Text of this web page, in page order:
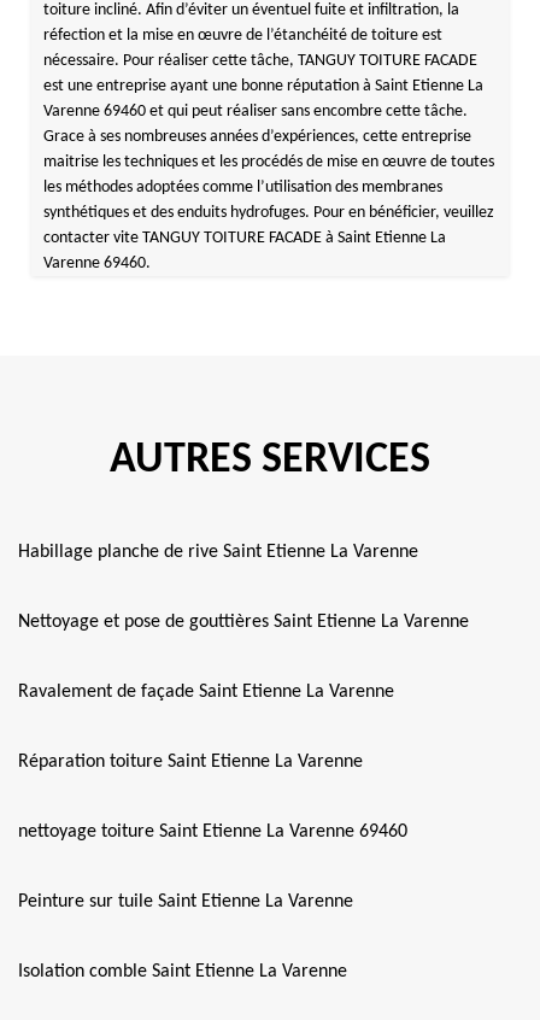
toiture incliné. Afin d’éviter un éventuel fuite et infiltration, la
réfection et la mise en œuvre de l’étanchéité de toiture est
nécessaire. Pour réaliser cette tâche, TANGUY TOITURE FACADE
est une entreprise ayant une bonne réputation à Saint Etienne La
Varenne 69460 et qui peut réaliser sans encombre cette tâche.
Grace à ses nombreuses années d’expériences, cette entreprise
maitrise les techniques et les procédés de mise en œuvre de toutes
les méthodes adoptées comme l’utilisation des membranes
synthétiques et des enduits hydrofuges. Pour en bénéficier, veuillez
contacter vite TANGUY TOITURE FACADE à Saint Etienne La
Varenne 69460.
AUTRES SERVICES
Habillage planche de rive Saint Etienne La Varenne
Nettoyage et pose de gouttières Saint Etienne La Varenne
Ravalement de façade Saint Etienne La Varenne
Réparation toiture Saint Etienne La Varenne
nettoyage toiture Saint Etienne La Varenne 69460
Peinture sur tuile Saint Etienne La Varenne
Isolation comble Saint Etienne La Varenne